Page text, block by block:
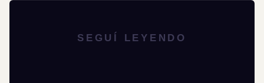
SEGUÍ LEYENDO